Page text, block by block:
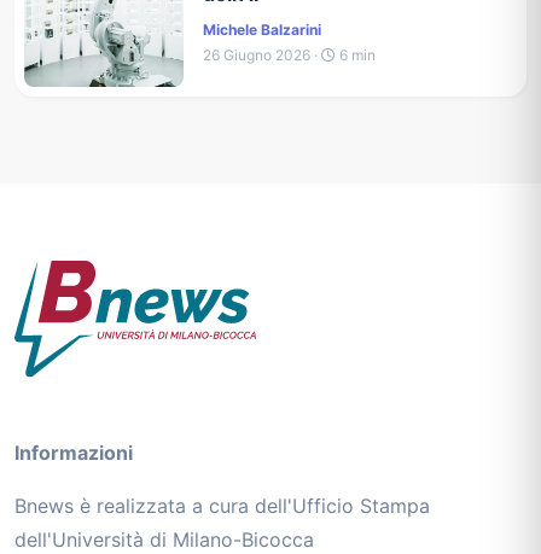
Michele Balzarini
26 Giugno 2026 ·
6 min
Informazioni
Bnews è realizzata a cura dell'Ufficio Stampa
dell'Università di Milano-Bicocca